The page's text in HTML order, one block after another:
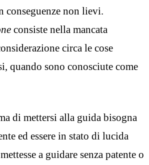
conseguenze non lievi.
consiste nella mancata
circa le cose
quando sono conosciute come
di mettersi alla guida bisogna
ed essere in stato di lucida
a guidare senza patente o